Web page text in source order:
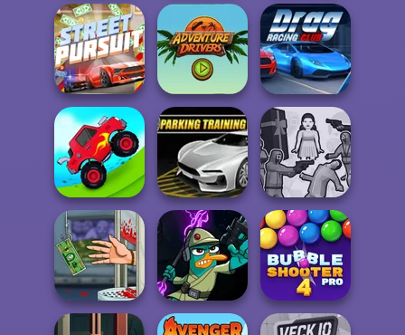
City Car Stunt 4 Bus Rally Conduct This!
Street Pursuit
Adventure
Drivers
Drag Racing Club
Uphill Racing 2 Parking Training
Squid Battle
Simulator